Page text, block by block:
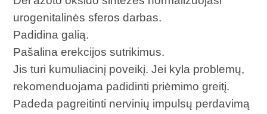
urogenitalinės sferos darbas.
Padidina galią.
Pašalina erekcijos sutrikimus.
Jis turi kumuliacinį poveikį. Jei kyla problemų,
rekomenduojama padidinti priėmimo greitį.
Padeda pagreitinti nervinių impulsų perdavimą